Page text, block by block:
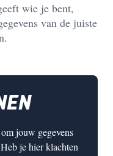
wie je bent,
van de juiste
jouw gegevens
je hier klachten